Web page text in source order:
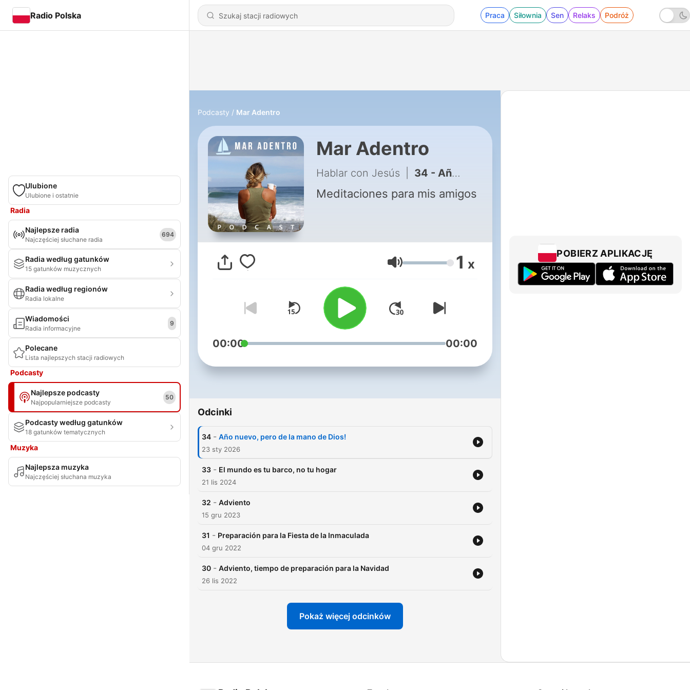
Radio Polska Praca Siłownia Sen Relaks Podróż
Ulubione
Ulubione i ostatnie
Radia
Najlepsze radia
Najczęściej słuchane radia
694
Radia według gatunków
15 gatunków muzycznych
Radia według regionów
Radia lokalne
Wiadomości
Radia informacyjne
9
Polecane
Lista najlepszych stacji radiowych
Podcasty
Najlepsze podcasty
Najpopularniejsze podcasty
50
Podcasty według gatunków
18 gatunków tematycznych
Muzyka
Najlepsza muzyka
Najczęściej słuchana muzyka
Podcasty Mar Adentro
Mar Adentro
Hablar con Jesús 34 - Año nuevo, pero de la mano de Dios!
Meditaciones para mis amigos
Głośność 1 x
00:00 00:00
Odcinki
34 - Año nuevo, pero de la mano de Dios!
23 sty 2026
33 - El mundo es tu barco, no tu hogar
21 lis 2024
32 - Adviento
15 gru 2023
31 - Preparación para la Fiesta de la Inmaculada
04 gru 2022
30 - Adviento, tiempo de preparación para la Navidad
26 lis 2022
Pokaż więcej odcinków
POBIERZ APLIKACJĘ